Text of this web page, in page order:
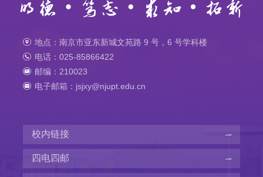
地点：南京市亚东新城文苑路 9 号，6 号学科楼
电话：025-85866422
邮编：210023
电子邮箱：jsjxy@njupt.edu.cn
校内链接
四电四邮